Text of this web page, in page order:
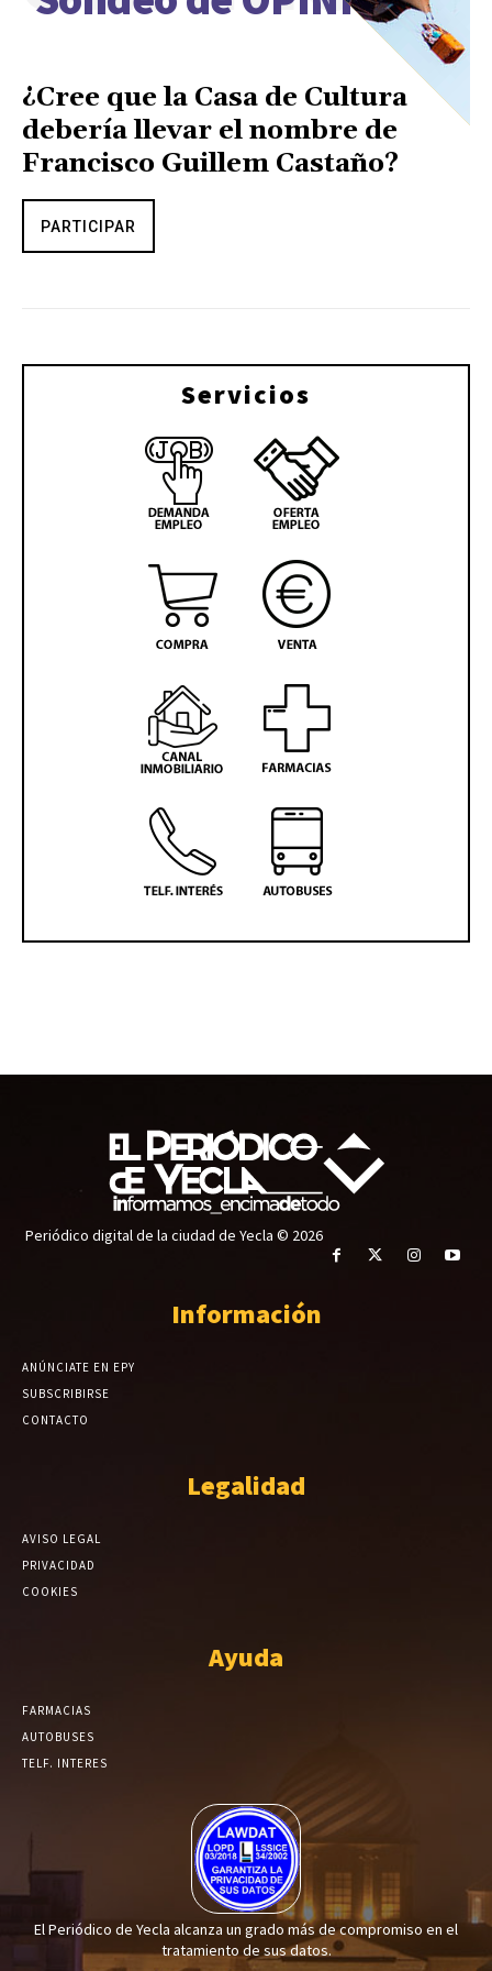
¿Cree que la Casa de Cultura
debería llevar el nombre de
Francisco Guillem Castaño?
PARTICIPAR
Servicios
Periódico digital de la ciudad de Yecla © 2026
Información
ANÚNCIATE EN EPY
SUBSCRIBIRSE
CONTACTO
Legalidad
AVISO LEGAL
PRIVACIDAD
COOKIES
Ayuda
FARMACIAS
AUTOBUSES
TELF. INTERES
El Periódico de Yecla alcanza un grado más de compromiso en el
tratamiento de sus datos.